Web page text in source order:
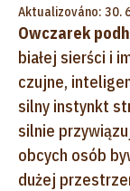
Aktualizováno: 30.
Owczarek
białej sierści i
czujne,
silny instynkt
silnie
obcych osób
dużej